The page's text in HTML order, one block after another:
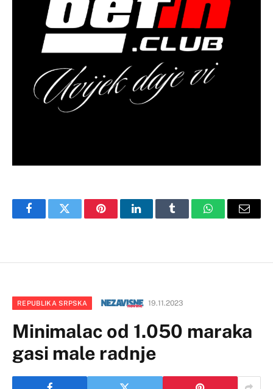
FacebookTwitter PinterestLinkedInTumblr WhatsAppEmail
REPUBLIKA SRPSKA 19.11.2023
Minimalac od 1.050 maraka
gasi male radnje